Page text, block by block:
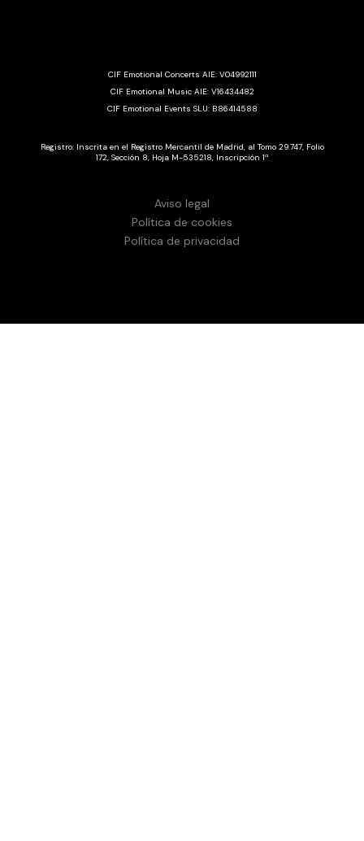
CIF Emotional Concerts AIE: V04992111
CIF Emotional Music AIE: V16434482
CIF Emotional Events SLU: B86414588
Registro: Inscrita en el Registro Mercantil de Madrid, al Tomo 29.747, Folio
172, Sección 8, Hoja M-535218, Inscripción 1ª
Aviso legal
Política de cookies
Política de privacidad